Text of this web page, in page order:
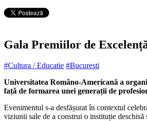
Gala Premiilor de
#Cultura / Educatie #Bucuresti
Universitatea Româno-Americană a
față de formarea unei generații de
Evenimentul s-a desfășurat în contextul
viziunii sale de a construi o instituție